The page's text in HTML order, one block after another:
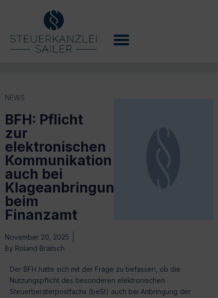
NEWS
BFH: Pflicht
zur
elektronischen
Kommunikation
auch bei
Klageanbringung
beim
Finanzamt
November 20, 2025
By Roland Braitsch
Der BFH hatte sich mit der Frage zu befassen, ob die
Nutzungspflicht des besonderen elektronischen
Steuerberaterpostfachs (beSt) auch bei Anbringung der